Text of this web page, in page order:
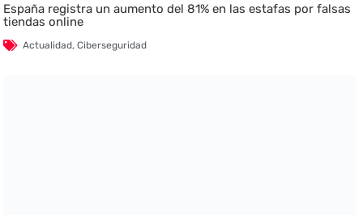
España registra un aumento del 81% en las estafas por falsas
tiendas online
Actualidad,Ciberseguridad